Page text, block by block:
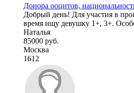
Донора ооцитов,
Добрый день! Для участия в
время ищу девушку 1+, 3+.
Наталья
85000 руб.
Москва
1612